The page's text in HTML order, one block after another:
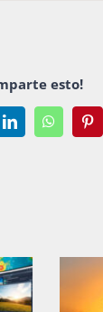
esto!
LinkedInWhatsApp